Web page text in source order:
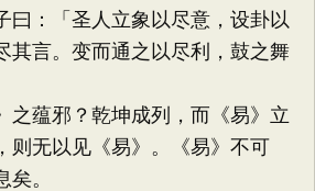
曰：「圣人立象以尽意，设卦以
其言。变而通之以尽利，鼓之舞
蕴邪？乾坤成列，而《易》立
则无以见《易》。《易》不可
。